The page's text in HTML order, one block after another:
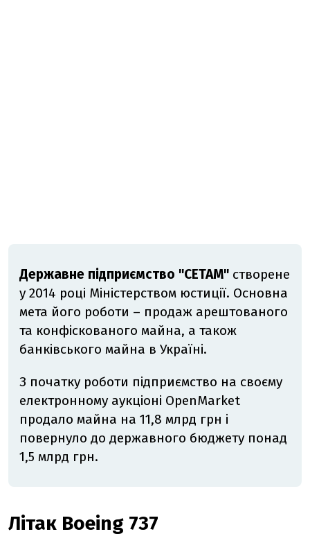
Державне підприємство "СЕТАМ" створене
у 2014 році Міністерством юстиції. Основна
мета його роботи – продаж арештованого
та конфіскованого майна, а також
банківського майна в Україні.
З початку роботи підприємство на своєму
електронному аукціоні OpenMarket
продало майна на 11,8 млрд грн і
повернуло до державного бюджету понад
1,5 млрд грн.
Літак Boeing 737